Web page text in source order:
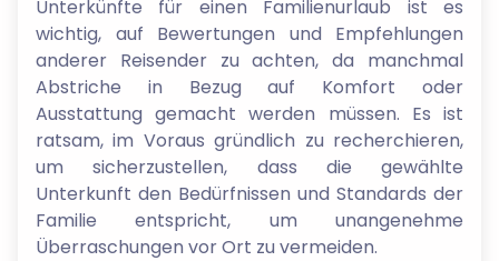
Unterkünfte für einen Familienurlaub ist es
wichtig, auf Bewertungen und Empfehlungen
anderer Reisender zu achten, da manchmal
Abstriche in Bezug auf Komfort oder
Ausstattung gemacht werden müssen. Es ist
ratsam, im Voraus gründlich zu recherchieren,
um sicherzustellen, dass die gewählte
Unterkunft den Bedürfnissen und Standards der
Familie entspricht, um unangenehme
Überraschungen vor Ort zu vermeiden.